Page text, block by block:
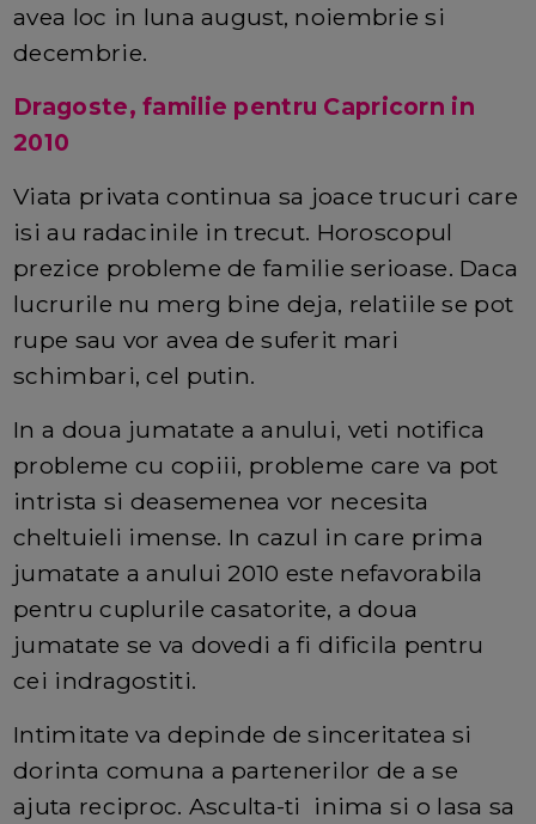
avea loc in luna august, noiembrie si
decembrie.
Dragoste, familie pentru Capricorn in
2010
Viata privata continua sa joace trucuri care
isi au radacinile in trecut. Horoscopul
prezice probleme de familie serioase. Daca
lucrurile nu merg bine deja, relatiile se pot
rupe sau vor avea de suferit mari
schimbari, cel putin.
In a doua jumatate a anului, veti notifica
probleme cu copiii, probleme care va pot
intrista si deasemenea vor necesita
cheltuieli imense. In cazul in care prima
jumatate a anului 2010 este nefavorabila
pentru cuplurile casatorite, a doua
jumatate se va dovedi a fi dificila pentru
cei indragostiti.
Intimitate va depinde de sinceritatea si
dorinta comuna a partenerilor de a se
ajuta reciproc. Asculta-ti inima si o lasa sa